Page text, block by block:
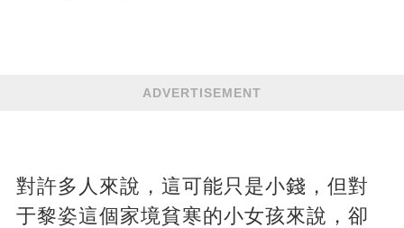
ADVERTISEMENT
對許多人來說，這可能只是小錢，但對
于黎姿這個家境貧寒的小女孩來說，卻